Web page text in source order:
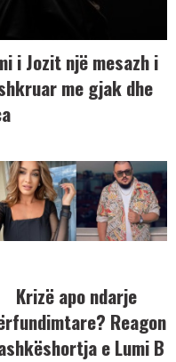
i Jozit një mesazh i
me gjak dhe
Krizë apo ndarje
Reagon
e Lumi B